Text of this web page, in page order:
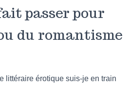
passer pour
du romantisme
littéraire érotique suis-je en train